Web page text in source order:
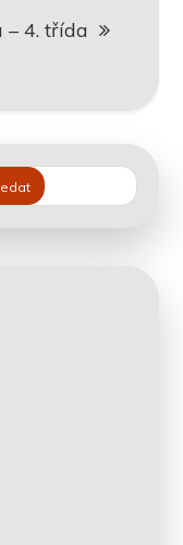
4. třída